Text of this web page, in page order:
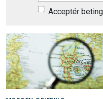
Acceptér